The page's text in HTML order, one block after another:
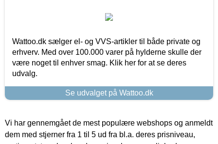
Wattoo.dk sælger el- og VVS-artikler til både private og
erhverv. Med over 100.000 varer på hylderne skulle der
være noget til enhver smag. Klik her for at se deres
udvalg.
Se udvalget på Wattoo.dk
Vi har gennemgået de mest populære webshops og anmeldt
dem med stjerner fra 1 til 5 ud fra bl.a. deres prisniveau,